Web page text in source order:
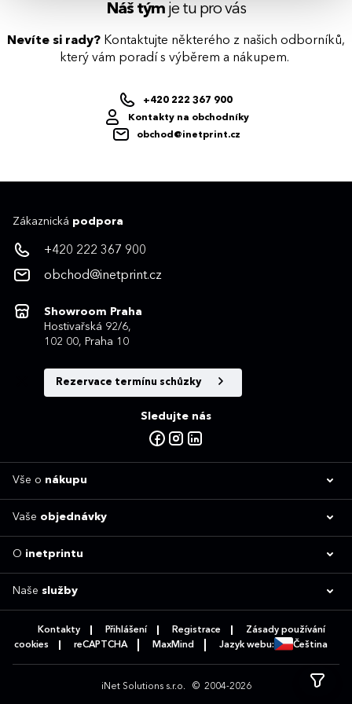
nejvhodnější technologii potisku s
ohledem na design i váš rozpočet.
Náš týmje tu pro vás
Nevíte si rady? Kontaktujte některého z našich odborníků,
který vám poradí s výběrem a nákupem.
+420 222 367 900
Kontakty na obchodníky
obchod@inetprint.cz
Zákaznická podpora
+420 222 367 900
obchod@inetprint.cz
Showroom Praha
Hostivařská 92/6,
102 00, Praha 10
Rezervace termínu schůzky
Sledujte nás
Vše o nákupu
Vaše objednávky
O inetprintu
Naše služby
Kontakty Přihlášení Registrace
Zásady používání
cookies
reCAPTCHA MaxMind Jazyk webu: Čeština
iNet Solutions s.r.o. © 2004-2026